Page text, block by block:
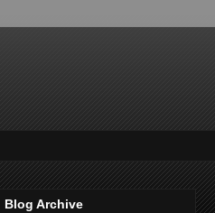
Blog Archive